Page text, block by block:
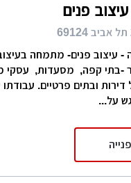
פנים
- עיצוב פנים- מתמחה
-בתי קפה, מסעדות, עסקי
דירות ובתים פרטיים.
על...